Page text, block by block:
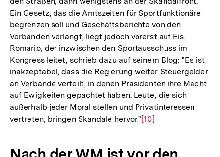
Ein Gesetz, das die Amtszeiten für Sportfunktionäre
begrenzen soll und Geschäftsberichte von den
Verbänden verlangt, liegt jedoch vorerst auf Eis.
Romario, der inzwischen den Sportausschuss im
Kongress leitet, schrieb dazu auf seinem Blog: "Es ist
inakzeptabel, dass die Regierung weiter Steuergelder
an Verbände verteilt, in denen Präsidenten ihre Macht
auf Ewigkeiten gepachtet haben. Leute, die sich
außerhalb jeder Moral stellen und Privatinteressen
vertreten, bringen Skandale hervor." Zur
[10]